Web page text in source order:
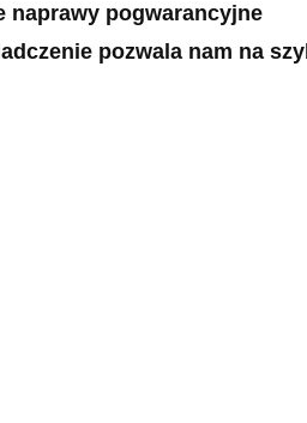
naprawy pogwarancyjne
pozwala nam na